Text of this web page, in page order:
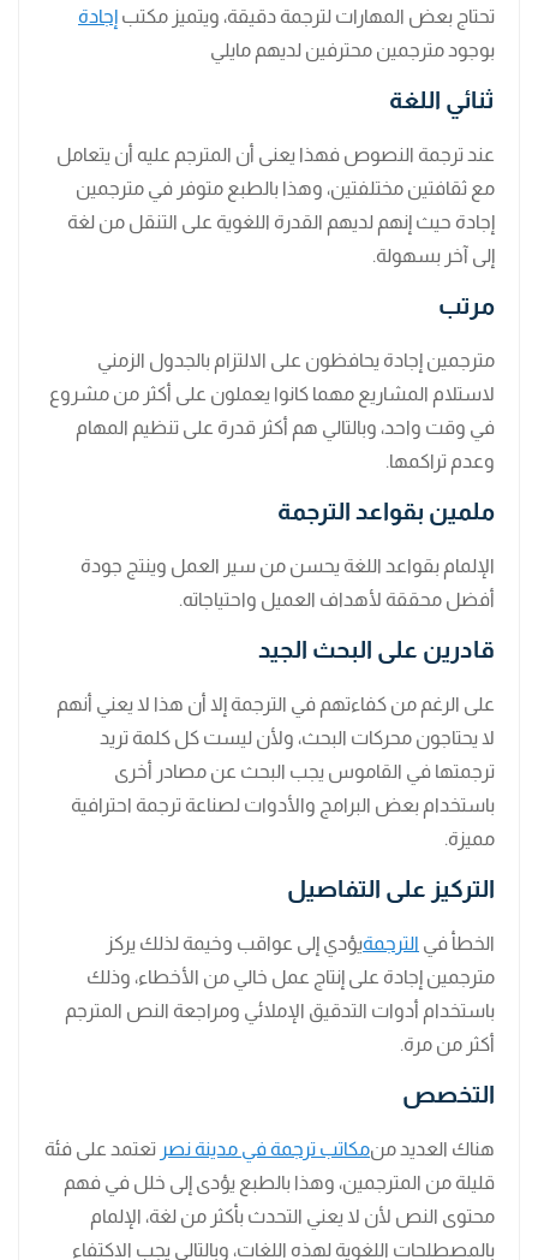
تحتاج بعض المهارات لترجمة دقيقة، ويتميز مكتب إجادة
بوجود مترجمين محترفين لديهم مايلي
ثنائي اللغة
عند ترجمة النصوص فهذا يعنى أن المترجم عليه أن يتعامل
مع ثقافتين مختلفتين، وهذا بالطبع متوفر في مترجمين
إجادة حيث إنهم لديهم القدرة اللغوية على التنقل من لغة
إلى آخر بسهولة.
مرتب
مترجمين إجادة يحافظون على الالتزام بالجدول الزمني
لاستلام المشاريع مهما كانوا يعملون على أكثر من مشروع
في وقت واحد، وبالتالي هم أكثر قدرة على تنظيم المهام
وعدم تراكمها.
ملمين بقواعد الترجمة
الإلمام بقواعد اللغة يحسن من سير العمل وينتج جودة
أفضل محققة لأهداف العميل واحتياجاته.
قادرين على البحث الجيد
على الرغم من كفاءتهم في الترجمة إلا أن هذا لا يعني أنهم
لا يحتاجون محركات البحث، ولأن ليست كل كلمة تريد
ترجمتها في القاموس يجب البحث عن مصادر أخرى
باستخدام بعض البرامج والأدوات لصناعة ترجمة احترافية
مميزة.
التركيز على التفاصيل
الخطأ في الترجمةيؤدي إلى عواقب وخيمة لذلك يركز
مترجمين إجادة على إنتاج عمل خالي من الأخطاء، وذلك
باستخدام أدوات التدقيق الإملائي ومراجعة النص المترجم
أكثر من مرة.
التخصص
هناك العديد منمكاتب ترجمة في مدينة نصر تعتمد على فئة
قليلة من المترجمين، وهذا بالطبع يؤدى إلى خلل في فهم
محتوى النص لأن لا يعني التحدث بأكثر من لغة، الإلمام
بالمصطلحات اللغوية لهذه اللغات، وبالتالي يجب الاكتفاء